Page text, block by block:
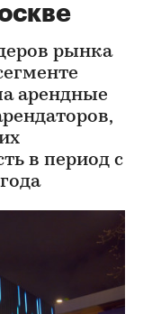
рынка
арендные
в период с